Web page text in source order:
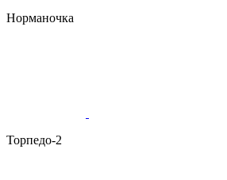
Норманочка
Торпедо-2